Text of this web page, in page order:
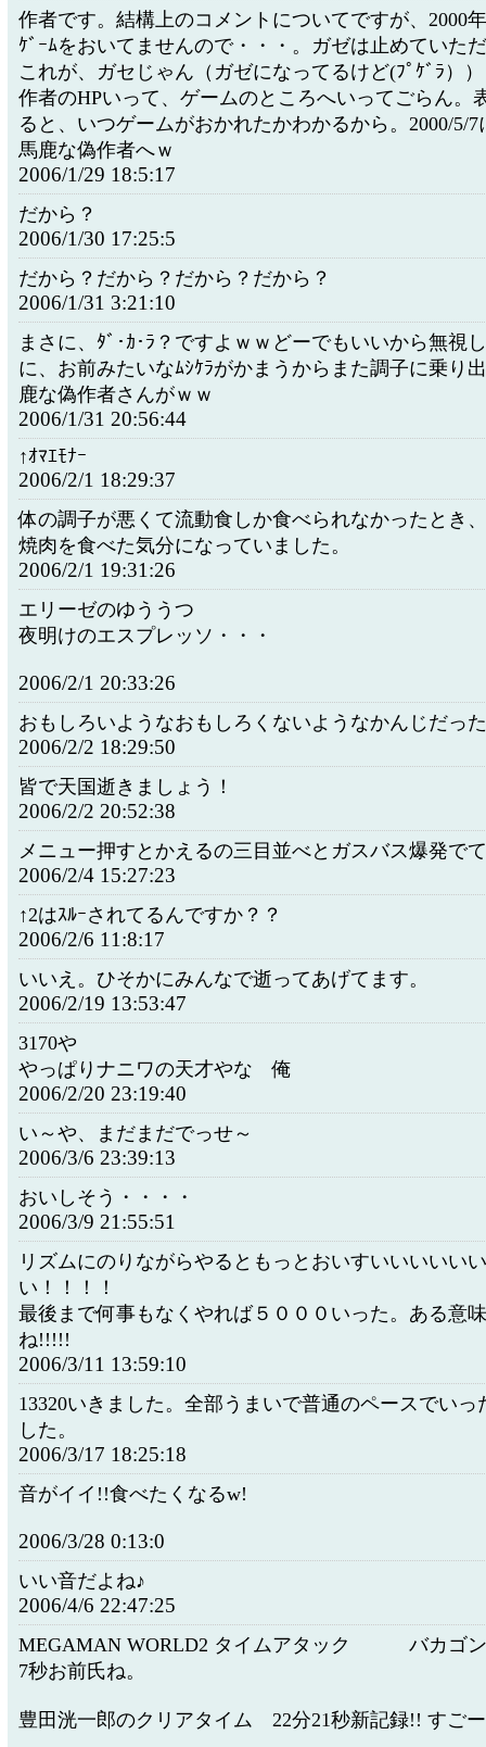
作者です。結構上のコメントについてですが、2000
ｹﾞｰﾑをおいてませんので・・・。ガゼは止めていた
これが、ガセじゃん（ガゼになってるけど(ﾌﾟｹﾞﾗ））
作者のHPいって、ゲームのところへいってごらん。
ると、いつゲームがおかれたかわかるから。2000/5/
馬鹿な偽作者へｗ
2006/1/29 18:5:17
だから？
2006/1/30 17:25:5
だから？だから？だから？だから？
2006/1/31 3:21:10
まさに、ﾀﾞ･ｶ･ﾗ？ですよｗｗどーでもいいから無視
に、お前みたいなﾑｼｹﾗがかまうからまた調子に乗り
鹿な偽作者さんがｗｗ
2006/1/31 20:56:44
↑ｵﾏｴﾓﾅｰ
2006/2/1 18:29:37
体の調子が悪くて流動食しか食べられなかったとき
焼肉を食べた気分になっていました。
2006/2/1 19:31:26
エリーゼのゆううつ
夜明けのエスプレッソ・・・
2006/2/1 20:33:26
おもしろいようなおもしろくないようなかんじだった
2006/2/2 18:29:50
皆で天国逝きましょう！
2006/2/2 20:52:38
メニュー押すとかえるの三目並べとガスバス爆発で
2006/2/4 15:27:23
↑2はｽﾙｰされてるんですか？？
2006/2/6 11:8:17
いいえ。ひそかにみんなで逝ってあげてます。
2006/2/19 13:53:47
3170や
やっぱりナニワの天才やな 俺
2006/2/20 23:19:40
い～や、まだまだでっせ～
2006/3/6 23:39:13
おいしそう・・・・
2006/3/9 21:55:51
リズムにのりながらやるともっとおいすいいいいい
い！！！！
最後まで何事もなくやれば５０００いった。ある意
ね!!!!!
2006/3/11 13:59:10
13320いきました。全部うまいで普通のペースでいっ
した。
2006/3/17 18:25:18
音がイイ!!食べたくなるw!
2006/3/28 0:13:0
いい音だよね♪
2006/4/6 22:47:25
MEGAMAN WORLD2 タイムアタック バカゴ
7秒お前氏ね。
豊田洸一郎のクリアタイム 22分21秒新記録!! すご